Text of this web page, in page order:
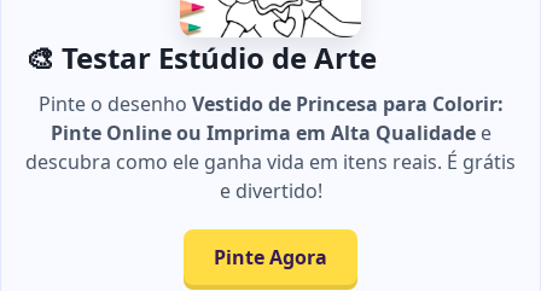
🎨 Testar Estúdio de Arte
Pinte o desenho Vestido de Princesa para Colorir:
Pinte Online ou Imprima em Alta Qualidadee
descubra como ele ganha vida em itens reais. É grátis
e divertido!
Pinte Agora